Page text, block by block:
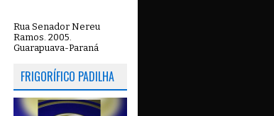
Rua Senador Nereu
Ramos. 2005.
Guarapuava-Paraná
FRIGORÍFICO PADILHA